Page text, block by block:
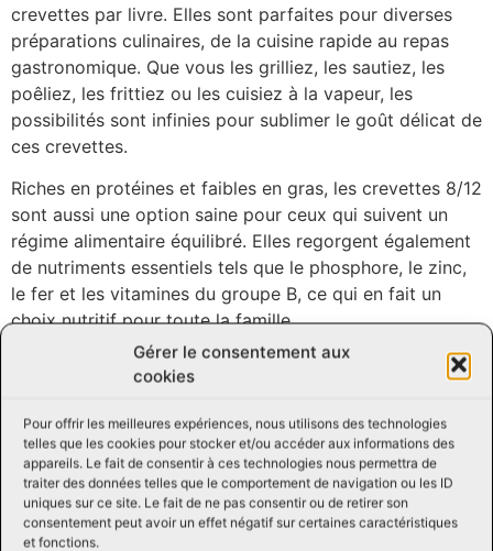
Gérer le consentement aux
cookies
Pour offrir les meilleures expériences, nous utilisons des technologies
telles que les cookies pour stocker et/ou accéder aux informations des
appareils. Le fait de consentir à ces technologies nous permettra de
traiter des données telles que le comportement de navigation ou les ID
uniques sur ce site. Le fait de ne pas consentir ou de retirer son
consentement peut avoir un effet négatif sur certaines caractéristiques
et fonctions.
crevettes par livre. Elles sont parfaites pour diverses
préparations culinaires, de la cuisine rapide au repas
gastronomique. Que vous les grilliez, les sautiez, les
poêliez, les frittiez ou les cuisiez à la vapeur, les
possibilités sont infinies pour sublimer le goût délicat de
ces crevettes.
Riches en protéines et faibles en gras, les crevettes 8/12
sont aussi une option saine pour ceux qui suivent un
régime alimentaire équilibré. Elles regorgent également
de nutriments essentiels tels que le phosphore, le zinc,
le fer et les vitamines du groupe B, ce qui en fait un
choix nutritif pour toute la famille.
Nos crevettes sont pêchées de manière responsable
pour garantir la durabilité des ressources marines et
préserver l’équilibre de l’écosystème marin. Nous nous
engageons à vous fournir des crevettes fraîches,
savoureuses et de qualité irréprochable, provenant des
eaux pures et cristallines.
Que ce soit pour un dîner en famille, un repas entre amis